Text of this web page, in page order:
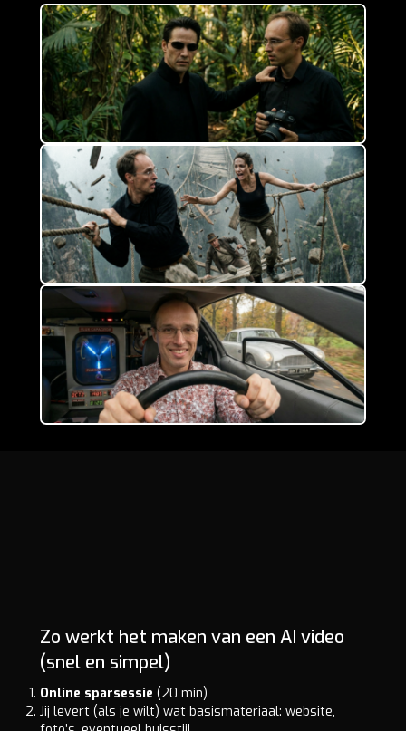
Zo werkt het maken van een AI video
(snel en simpel)
Online sparsessie (20 min)
Jij levert (als je wilt) wat basismateriaal: website,